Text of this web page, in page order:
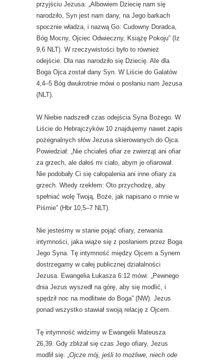
przyjściu Jezusa: „Albowiem Dziecię nam się
narodziło, Syn jest nam dany, na Jego barkach
spocznie władza, i nazwą Go: Cudowny Doradca,
Bóg Mocny, Ojciec Odwieczny, Książę Pokoju” (Iz
9,6 NLT). W rzeczywistości było to również
odejście. Dla nas narodziło się Dziecię. Ale dla
Boga Ojca został dany Syn. W Liście do Galatów
4,4–5 Bóg dwukrotnie mówi o posłaniu nam Jezusa
(NLT).
W Niebie nadszedł czas odejścia Syna Bożego. W
Liście do Hebrajczyków 10 znajdujemy nawet zapis
pożegnalnych słów Jezusa skierowanych do Ojca.
Powiedział: „Nie chciałeś ofiar ze zwierząt ani ofiar
za grzech, ale dałeś mi ciało, abym je ofiarował.
Nie podobały Ci się całopalenia ani inne ofiary za
grzech. Wtedy rzekłem: Oto przychodzę, aby
spełniać wolę Twoją, Boże, jak napisano o mnie w
Piśmie” (Hbr 10,5–7 NLT).
Nie jesteśmy w stanie pojąć ofiary, zerwania
intymności, jaka wiąże się z posłaniem przez Boga
Jego Syna. Tę intymność między Ojcem a Synem
dostrzegamy w całej publicznej działalności
Jezusa. Ewangelia Łukasza 6:12 mówi: „Pewnego
dnia Jezus wyszedł na górę, aby się modlić, i
spędził noc na modlitwie do Boga” (NW). Jezus
ponad wszystko stawiał swoją relację z Ojcem.
Tę intymność widzimy w Ewangelii Mateusza
26,39. Gdy zbliżał się czas Jego ofiary, Jezus
modlił się: „Ojcze mój, jeśli to możliwe, niech ode